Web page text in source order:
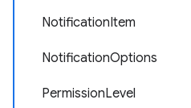
NotificationItem
NotificationOptions
PermissionLevel